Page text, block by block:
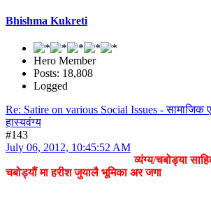
Bhishma Kukreti
Hero Member
Posts: 18,808
Logged
Re: Satire on various Social Issues - सामाजिक
हास्यवंग्य
#143
July 06, 2012, 10:45:52 AM
व्यंग्य/चबोड्या
चबोड्यौं मा हरीश जुयालै भूमिका अर जगा